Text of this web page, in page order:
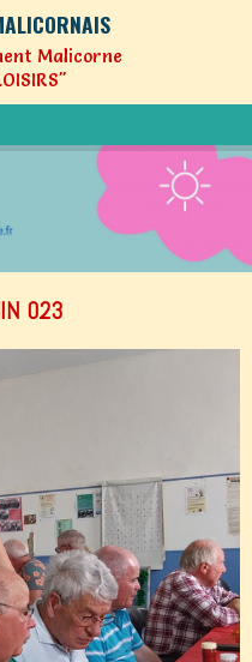
Malicorne
023